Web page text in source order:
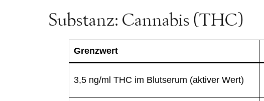
Substanz: Cannabis (THC)
Grenzwert
3,5 ng/ml THC im Blutserum (aktiver Wert)